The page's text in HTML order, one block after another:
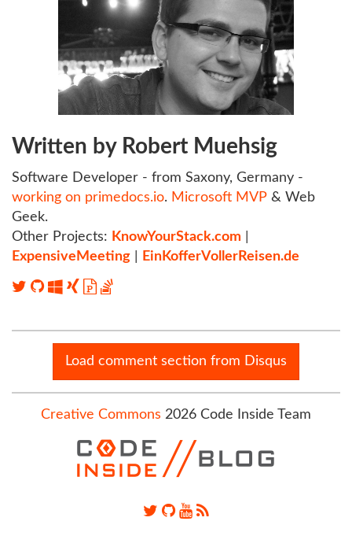
Written by Robert Muehsig
Software Developer - from Saxony, Germany -
working on primedocs.io. Microsoft MVP & Web
Geek.
Other Projects: KnowYourStack.com
ExpensiveMeeting
EinKofferVollerReisen.de
Load comment section from Disqus
Creative Commons 2026 Code Inside Team